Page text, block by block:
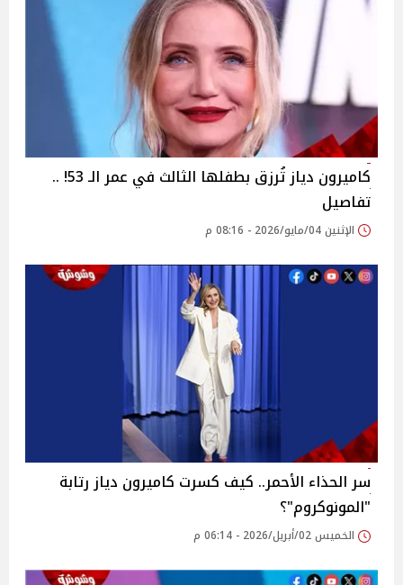
كاميرون دياز تُرزق بطفلها الثالث في عمر الـ 53! ..
تفاصيل
الإثنين 04/مايو/2026 - 08:16 م
سر الحذاء الأحمر.. كيف كسرت كاميرون دياز رتابة
"المونوكروم"؟
الخميس 02/أبريل/2026 - 06:14 م